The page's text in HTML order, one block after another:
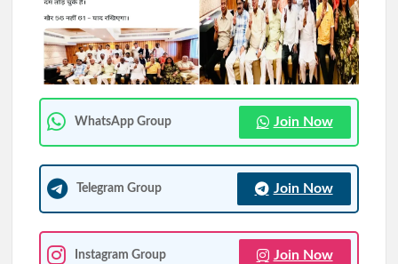
राहे हत्याकांड का खुलासा: मुख्य आरोपी समेत तीन गिरफ्तार, हत्या में प्रयुक्त
फरसा बरामद
सिमडेगा में डीएलएमसी बैठक: न्यायिक व्यवस्था को अधिक प्रभावी बनाने पर
जोर, 50 से अधिक एजेंडों की समीक्षा
WhatsApp Group Join Now
Telegram Group Join Now
Instagram Group Join Now